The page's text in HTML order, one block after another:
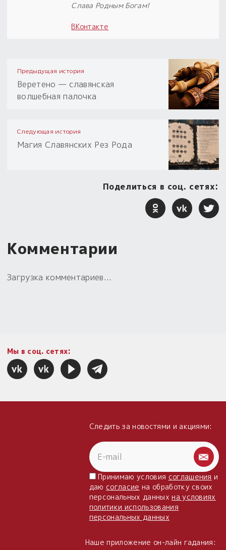
Слава Родным Богам!
ВКонтакте
Предыдущая история
Веретено — славянская
волшебная палочка
Следующая история
Магия Славянских Рез Рода
Поделиться в соц. сетях:
Комментарии
Загрузка комментариев...
Мы в соц. сетях:
Следить за новостями и акциями:
Принимаю условия соглашения и
даю согласие на обработку своих
персональных данныхна условиях
политики использования
персональных данных
Наше приложение он-лайн гадания: